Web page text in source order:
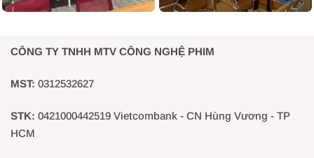
CÔNG TY TNHH MTV CÔNG NGHỆ PHIM
MST: 0312532627
STK: 0421000442519 Vietcombank - CN Hùng Vương - TP
HCM